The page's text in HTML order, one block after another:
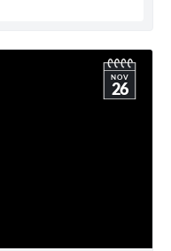
NOV
26